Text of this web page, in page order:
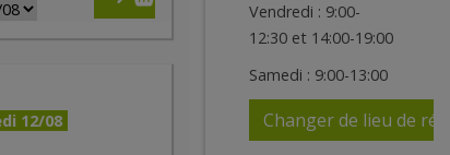
12/08
Vendredi : 9:00-
12:30 et 14:00-19:00
Samedi : 9:00-13:00
Changer de lieu de